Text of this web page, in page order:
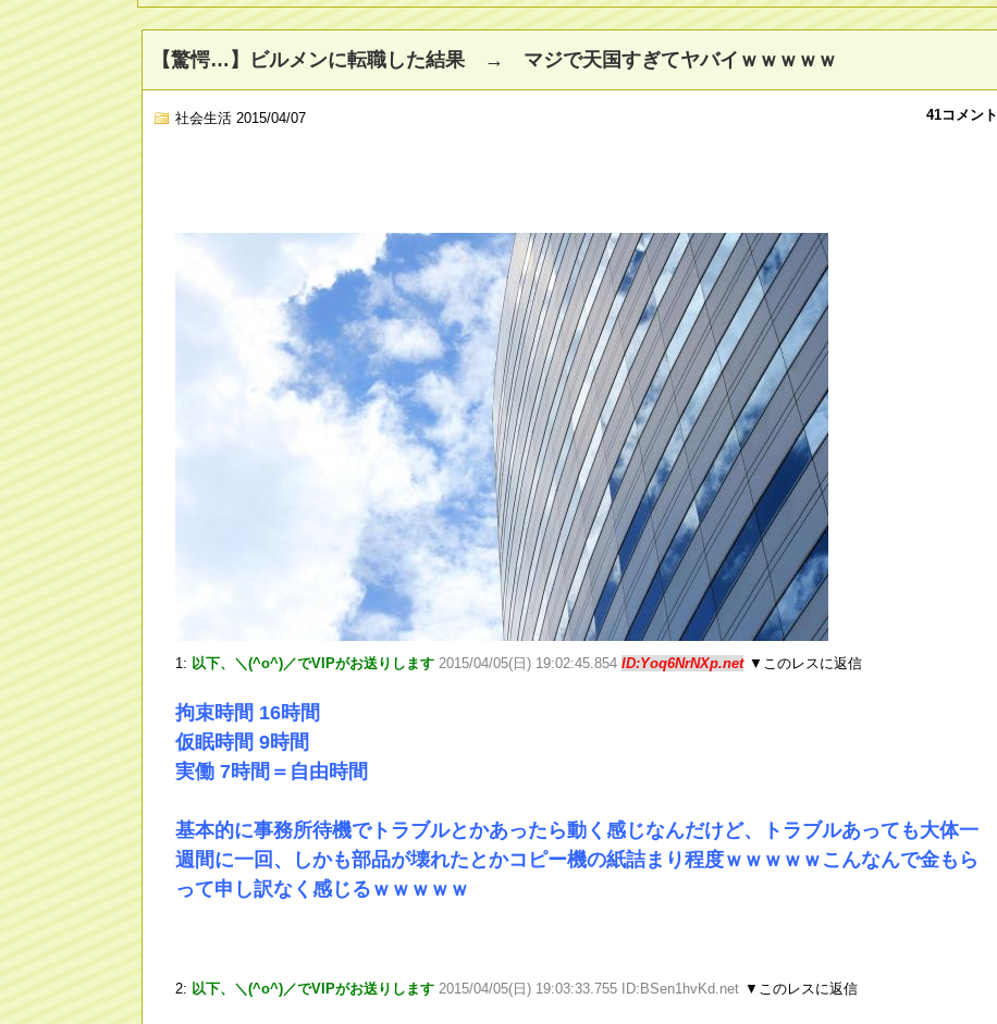
【驚愕…】ビルメンに転職した結果 → マジで天国すぎてヤバイｗｗｗｗｗ
社会生活 2015/04/07 41コメント
1: 以下、＼(^o^)／でVIPがお送りします 2015/04/05(日) 19:02:45.854 ID:Yoq6NrNXp.net ▼このレスに返信
拘束時間 16時間
仮眠時間 9時間
実働 7時間＝自由時間
基本的に事務所待機でトラブルとかあったら動く感じなんだけど、トラブルあっても大体一
週間に一回、しかも部品が壊れたとかコピー機の紙詰まり程度ｗｗｗｗｗこんなんで金もら
って申し訳なく感じるｗｗｗｗｗ
2: 以下、＼(^o^)／でVIPがお送りします 2015/04/05(日) 19:03:33.755 ID:BSen1hvKd.net ▼このレスに返信